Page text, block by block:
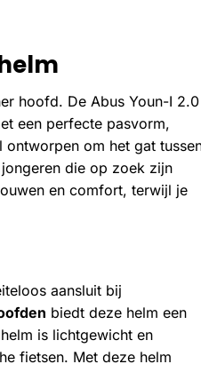
hoofd. De Abus Youn-I 2.0
een perfecte pasvorm,
ontworpen om het gat
die op zoek zijn
en comfort, terwijl je
aansluit bij
biedt deze helm een
is lichtgewicht en
fietsen. Met deze helm